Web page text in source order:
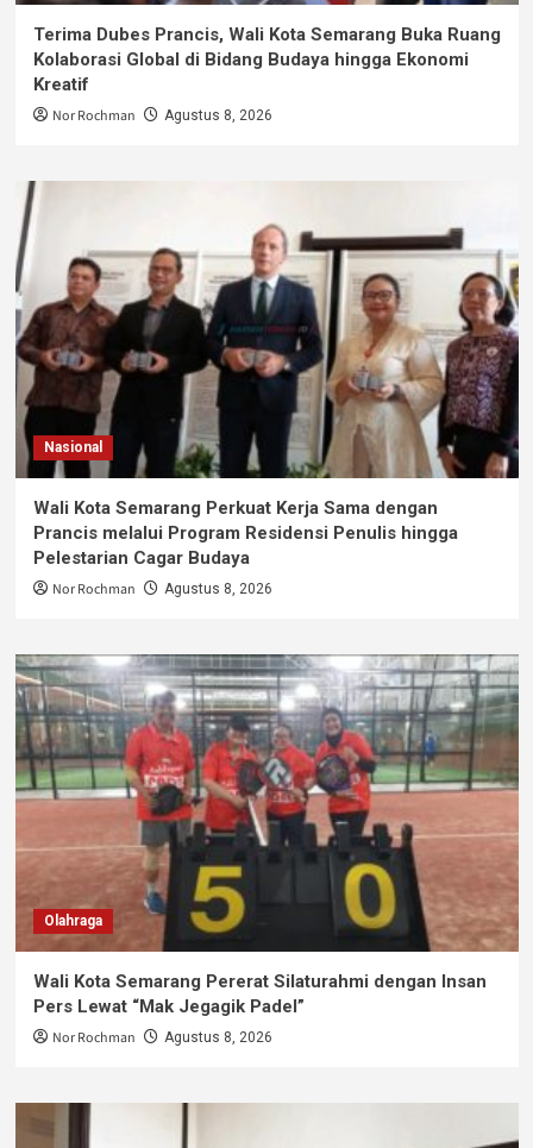
Terima Dubes Prancis, Wali Kota Semarang Buka Ruang
Kolaborasi Global di Bidang Budaya hingga Ekonomi
Kreatif
Nor Rochman Agustus 8, 2026
Nasional
Wali Kota Semarang Perkuat Kerja Sama dengan
Prancis melalui Program Residensi Penulis hingga
Pelestarian Cagar Budaya
Nor Rochman Agustus 8, 2026
Olahraga
Wali Kota Semarang Pererat Silaturahmi dengan Insan
Pers Lewat “Mak Jegagik Padel”
Nor Rochman Agustus 8, 2026